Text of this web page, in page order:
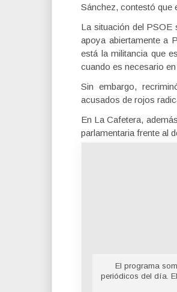
Sánchez, contestó que
La situación del PSOE
apoya abiertamente a
está la militancia que
cuando es necesario
Sin embargo,
acusados de rojos
En La Cafetera,
parlamentaria frente al
El programa
periódicos del día.